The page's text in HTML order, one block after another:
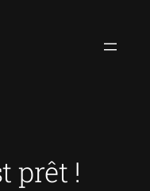
prêt !